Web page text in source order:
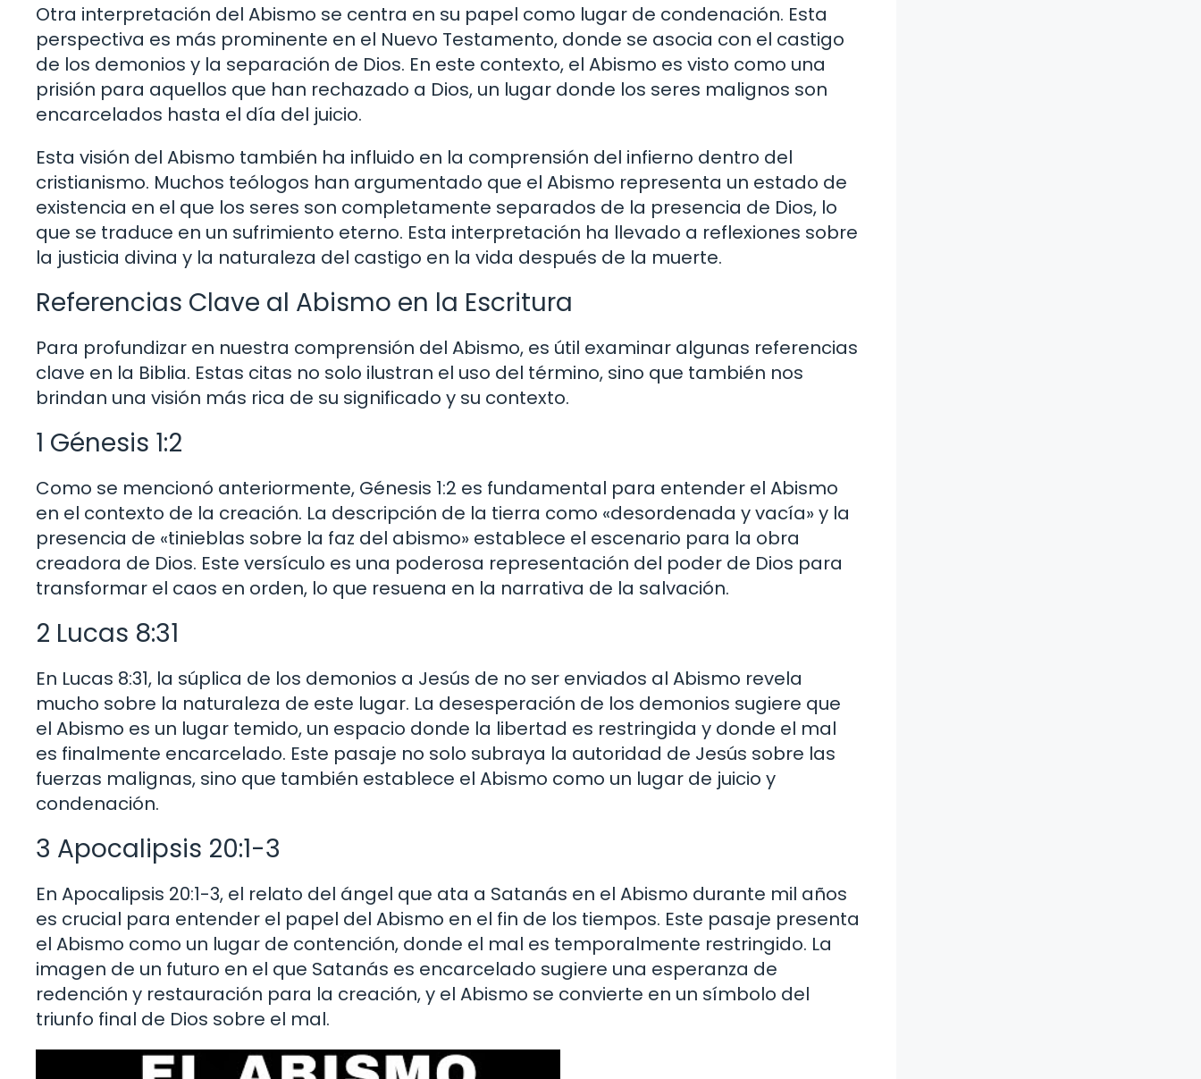
Otra interpretación del Abismo se centra en su papel como lugar de condenación. Esta
perspectiva es más prominente en el Nuevo Testamento, donde se asocia con el castigo
de los demonios y la separación de Dios. En este contexto, el Abismo es visto como una
prisión para aquellos que han rechazado a Dios, un lugar donde los seres malignos son
encarcelados hasta el día del juicio.
Esta visión del Abismo también ha influido en la comprensión del infierno dentro del
cristianismo. Muchos teólogos han argumentado que el Abismo representa un estado de
existencia en el que los seres son completamente separados de la presencia de Dios, lo
que se traduce en un sufrimiento eterno. Esta interpretación ha llevado a reflexiones sobre
la justicia divina y la naturaleza del castigo en la vida después de la muerte.
Referencias Clave al Abismo en la Escritura
Para profundizar en nuestra comprensión del Abismo, es útil examinar algunas referencias
clave en la Biblia. Estas citas no solo ilustran el uso del término, sino que también nos
brindan una visión más rica de su significado y su contexto.
1 Génesis 1:2
Como se mencionó anteriormente, Génesis 1:2 es fundamental para entender el Abismo
en el contexto de la creación. La descripción de la tierra como «desordenada y vacía» y la
presencia de «tinieblas sobre la faz del abismo» establece el escenario para la obra
creadora de Dios. Este versículo es una poderosa representación del poder de Dios para
transformar el caos en orden, lo que resuena en la narrativa de la salvación.
2 Lucas 8:31
En Lucas 8:31, la súplica de los demonios a Jesús de no ser enviados al Abismo revela
mucho sobre la naturaleza de este lugar. La desesperación de los demonios sugiere que
el Abismo es un lugar temido, un espacio donde la libertad es restringida y donde el mal
es finalmente encarcelado. Este pasaje no solo subraya la autoridad de Jesús sobre las
fuerzas malignas, sino que también establece el Abismo como un lugar de juicio y
condenación.
3 Apocalipsis 20:1-3
En Apocalipsis 20:1-3, el relato del ángel que ata a Satanás en el Abismo durante mil años
es crucial para entender el papel del Abismo en el fin de los tiempos. Este pasaje presenta
el Abismo como un lugar de contención, donde el mal es temporalmente restringido. La
imagen de un futuro en el que Satanás es encarcelado sugiere una esperanza de
redención y restauración para la creación, y el Abismo se convierte en un símbolo del
triunfo final de Dios sobre el mal.